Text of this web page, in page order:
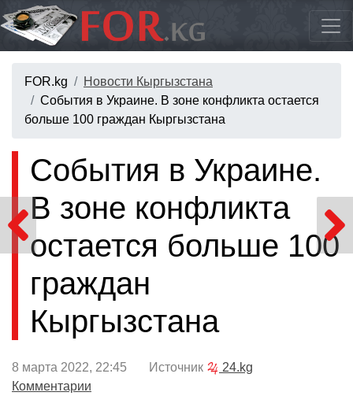
FOR.kg
Новости Кыргызстана
События в Украине. В зоне конфликта остается
больше 100 граждан Кыргызстана
События в Украине.
В зоне конфликта
остается больше 100
граждан
Кыргызстана
8 марта 2022, 22:45 Источник
24.kg
Комментарии